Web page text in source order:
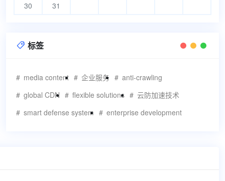
30
31
 标签
media content 企业服务
anti-crawling
global CDN
flexible solutions
云防加速技术
smart defense system
enterprise development